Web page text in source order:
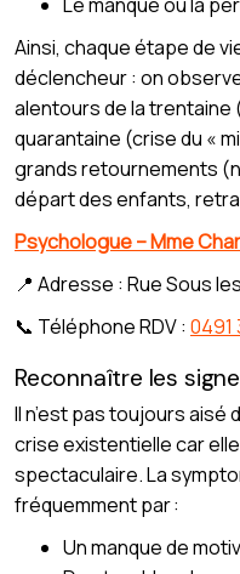
Ainsi, chaque étape de
déclencheur : on
alentours de la trentaine
quarantaine (crise du «
grands retournements
départ des enfants,
Psychologue – Mme
📍 Adresse : Rue Sous
📞 Téléphone RDV : 0491
Reconnaître les
Il n’est pas toujours aisé
crise existentielle car
spectaculaire. La
fréquemment par :
Un manque de